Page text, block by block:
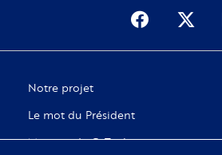
Notre projet
Le mot du Président
Message de C. Taubira